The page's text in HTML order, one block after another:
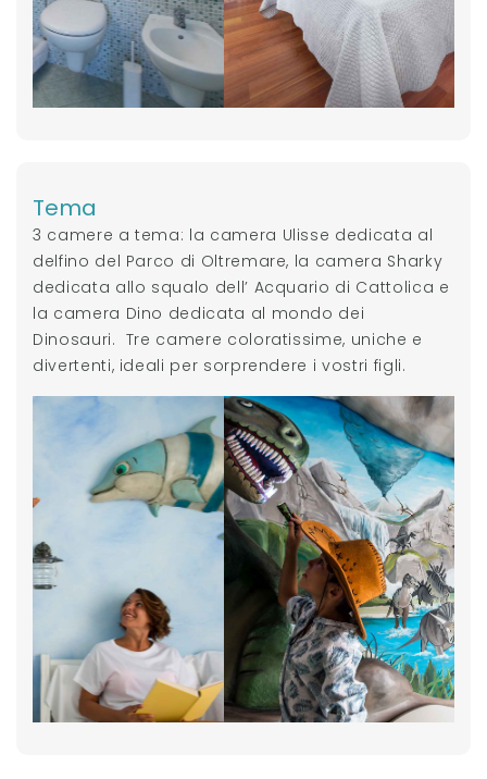
Tema
3 camere a tema: la camera Ulisse dedicata al
delfino del Parco di Oltremare, la camera Sharky
dedicata allo squalo dell’ Acquario di Cattolica e
la camera Dino dedicata al mondo dei
Dinosauri. Tre camere coloratissime, uniche e
divertenti, ideali per sorprendere i vostri figli.